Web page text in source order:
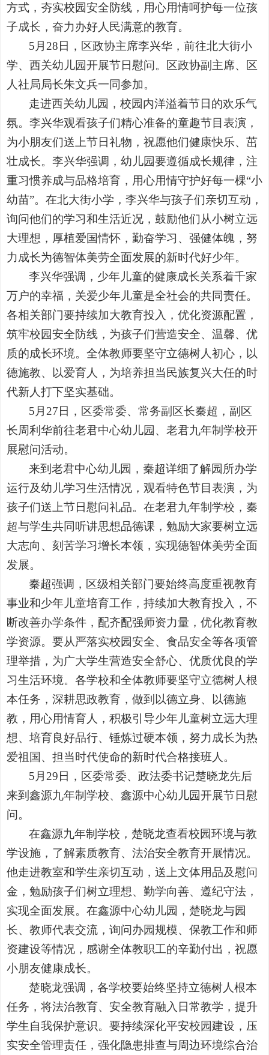
方式，夯实校园安全防线，用心用情呵护每一位孩
子成长，奋力办好人民满意的教育。
5月28日，区政协主席李兴华，前往北大街小
学、西关幼儿园开展节日慰问。区政协副主席、区
人社局局长朱文兵一同参加。
走进西关幼儿园，校园内洋溢着节日的欢乐气
氛。李兴华观看孩子们精心准备的童趣节目表演，
为小朋友们送上节日礼物，祝愿他们健康快乐、茁
壮成长。李兴华强调，幼儿园要遵循成长规律，注
重习惯养成与品格培育，用心用情守护好每一棵“小
幼苗”。在北大街小学，李兴华与孩子们亲切互动，
询问他们的学习和生活近况，鼓励他们从小树立远
大理想，厚植爱国情怀，勤奋学习、强健体魄，努
力成长为德智体美劳全面发展的新时代好少年。
李兴华强调，少年儿童的健康成长关系着千家
万户的幸福，关爱少年儿童是全社会的共同责任。
各相关部门要持续加大教育投入，优化资源配置，
筑牢校园安全防线，为孩子们营造安全、温馨、优
质的成长环境。全体教师要坚守立德树人初心，以
德施教、以爱育人，为培养担当民族复兴大任的时
代新人打下坚实基础。
5月27日，区委常委、常务副区长秦超，副区
长周利华前往老君中心幼儿园、老君九年制学校开
展慰问活动。
来到老君中心幼儿园，秦超详细了解园所办学
运行及幼儿学习生活情况，观看特色节目表演，为
孩子们送上节日慰问礼品。在老君九年制学校，秦
超与学生共同听讲思想品德课，勉励大家要树立远
大志向、刻苦学习增长本领，实现德智体美劳全面
发展。
秦超强调，区级相关部门要始终高度重视教育
事业和少年儿童培育工作，持续加大教育投入，不
断改善办学条件，配齐配强师资力量，优化教育教
学资源。要从严落实校园安全、食品安全等各项管
理举措，为广大学生营造安全舒心、优质优良的学
习生活环境。各学校和全体教师要坚守立德树人根
本任务，深耕思政教育，做到以德立身、以德施
教，用心用情育人，积极引导少年儿童树立远大理
想、培育良好品行、锤炼过硬本领，努力成长为热
爱祖国、担当时代使命的新时代合格接班人。
5月29日，区委常委、政法委书记楚晓龙先后
来到鑫源九年制学校、鑫源中心幼儿园开展节日慰
问。
在鑫源九年制学校，楚晓龙查看校园环境与教
学设施，了解素质教育、法治安全教育开展情况。
他走进教室和学生亲切互动，送上文体用品及慰问
金，勉励孩子们树立理想、勤学向善、遵纪守法，
实现全面发展。在鑫源中心幼儿园，楚晓龙与园
长、教师代表交流，询问办园规模、保教工作和师
资建设等情况，感谢全体教职工的辛勤付出，祝愿
小朋友健康成长。
楚晓龙强调，各学校要始终坚持立德树人根本
任务，将法治教育、安全教育融入日常教学，提升
学生自我保护意识。要持续深化平安校园建设，压
实安全管理责任，强化隐患排查与周边环境综合治